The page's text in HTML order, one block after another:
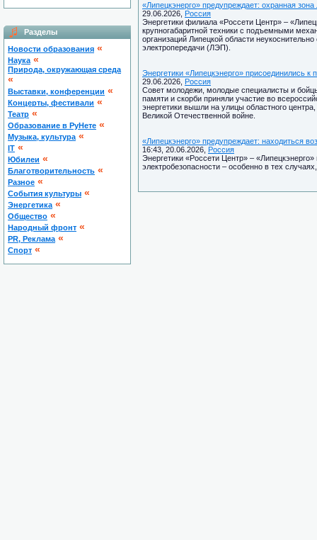
Разделы
Новости образования «
Наука «
Природа, окружающая среда
«
Выставки, конференции «
Концерты, фестивали «
Театр «
Образование в РуНете «
Музыка, культура «
IT «
Юбилеи «
Благотворительность «
Разное «
Cобытия культуры «
Энергетика «
Общество «
Народный фронт «
PR, Реклама «
Спорт «
«Липецкэнерго» предупреждает: охранная
29.06.2026, Россия
Энергетики филиала «Россети Центр» –
крупногабаритной техники с подъемными
организаций Липецкой области
электропередачи (ЛЭП).
Энергетики «Липецкэнерго» присоединились к
29.06.2026, Россия
Совет молодежи, молодые специалисты и
памяти и скорби приняли участие во
энергетики вышли на улицы областного
Великой Отечественной войне.
«Липецкэнерго» предупреждает: находиться
16:43, 20.06.2026, Россия
Энергетики «Россети Центр» –
электробезопасности – особенно в тех